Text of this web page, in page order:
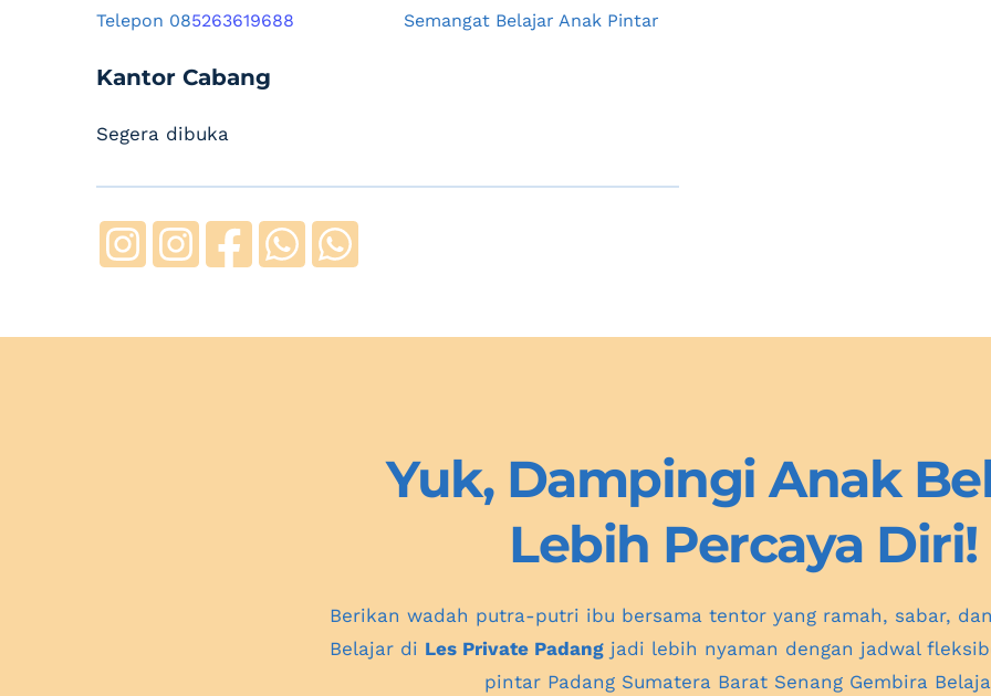
Telepon 085263619688
Kantor Cabang
Segera dibuka
Yuk, Dampingi Anak
Lebih Percaya Diri!
Berikan wadah putra-putri ibu bersama tentor yang ramah, sabar,
Belajar di Les Private Padang jadi lebih nyaman dengan jadwal
pintar Padang Sumatera Barat Senang Gembira